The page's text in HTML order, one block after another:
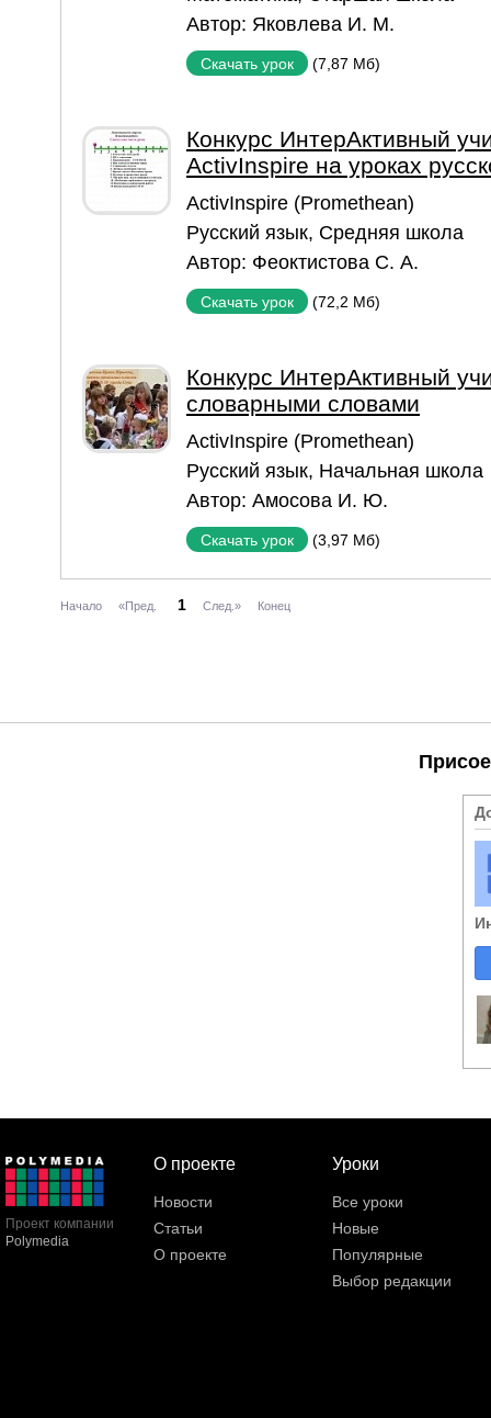
Автор: Яковлева И. М.
Скачать урок (7,87 Мб)
Конкурс ИнтерАктивный
ActivInspire на уроках
ActivInspire (Promethean)
Русский язык, Средняя школа
Автор: Феоктистова С. А.
Скачать урок (72,2 Мб)
Конкурс ИнтерАктивный
словарными словами
ActivInspire (Promethean)
Русский язык, Начальная школа
Автор: Амосова И. Ю.
Скачать урок (3,97 Мб)
Начало «Пред. 1 След.» Конец
Проект компании
Polymedia
О проекте
Новости
Статьи
О проекте
Уроки
Все уроки
Новые
Популярные
Выбор редакции